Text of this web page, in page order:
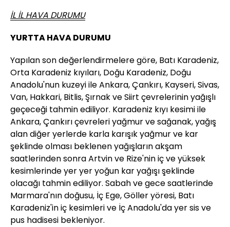
İL İL HAVA DURUMU
YURTTA HAVA DURUMU
Yapılan son değerlendirmelere göre, Batı Karadeniz,
Orta Karadeniz kıyıları, Doğu Karadeniz, Doğu
Anadolu'nun kuzeyi ile Ankara, Çankırı, Kayseri, Sivas,
Van, Hakkari, Bitlis, Şırnak ve Siirt çevrelerinin yağışlı
geçeceği tahmin ediliyor. Karadeniz kıyı kesimi ile
Ankara, Çankırı çevreleri yağmur ve sağanak, yağış
alan diğer yerlerde karla karışık yağmur ve kar
şeklinde olması beklenen yağışların akşam
saatlerinden sonra Artvin ve Rize'nin iç ve yüksek
kesimlerinde yer yer yoğun kar yağışı şeklinde
olacağı tahmin ediliyor. Sabah ve gece saatlerinde
Marmara'nın doğusu, İç Ege, Göller yöresi, Batı
Karadeniz'in iç kesimleri ve İç Anadolu'da yer sis ve
pus hadisesi bekleniyor.